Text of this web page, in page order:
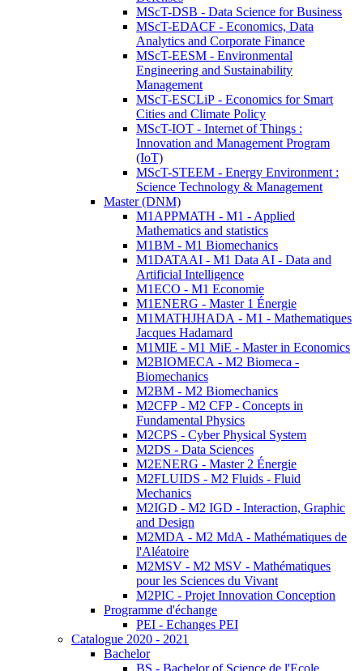
MScT-DSB - Data Science for Business
MScT-EDACF - Economics, Data
Analytics and Corporate Finance
MScT-EESM - Environmental
Engineering and Sustainability
Management
MScT-ESCLiP - Economics for Smart
Cities and Climate Policy
MScT-IOT - Internet of Things :
Innovation and Management Program
(IoT)
MScT-STEEM - Energy Environment :
Science Technology & Management
Master (DNM)
M1APPMATH - M1 - Applied
Mathematics and statistics
M1BM - M1 Biomechanics
M1DATAAI - M1 Data AI - Data and
Artificial Intelligence
M1ECO - M1 Economie
M1ENERG - Master 1 Énergie
M1MATHJHADA - M1 - Mathematiques
Jacques Hadamard
M1MIE - M1 MiE - Master in Economics
M2BIOMECA - M2 Biomeca -
Biomechanics
M2BM - M2 Biomechanics
M2CFP - M2 CFP - Concepts in
Fundamental Physics
M2CPS - Cyber Physical System
M2DS - Data Sciences
M2ENERG - Master 2 Énergie
M2FLUIDS - M2 Fluids - Fluid
Mechanics
M2IGD - M2 IGD - Interaction, Graphic
and Design
M2MDA - M2 MdA - Mathématiques de
l'Aléatoire
M2MSV - M2 MSV - Mathématiques
pour les Sciences du Vivant
M2PIC - Projet Innovation Conception
Programme d'échange
PEI - Echanges PEI
Catalogue 2020 - 2021
Bachelor
BS - Bachelor of Science de l'Ecole